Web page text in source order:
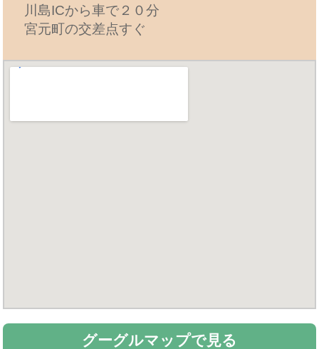
川島ICから車で２０分
宮元町の交差点すぐ
グーグルマップで見る